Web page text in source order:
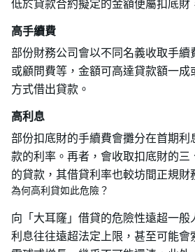
低於貸款合約擬定的金額便屬扣底財
高手續費
部份財務公司會以不同名義收取手續
或顧問費等，金額可高達貸款額一
方式借出貸款。
高利息
部份扣底財的手續費會攤分在首期利
款的利率。再者，會收取扣底財的三
的貸款，其借貸利率也較坊間正規財
為何高利貸如此危險？
向「大耳窿」借貸的危險性遠超一般
利息往往遠超法定上限，甚至可能會